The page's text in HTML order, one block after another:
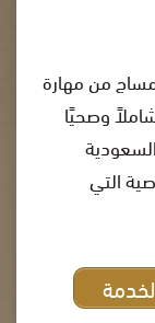
من مهارة
وصحيًا
التي